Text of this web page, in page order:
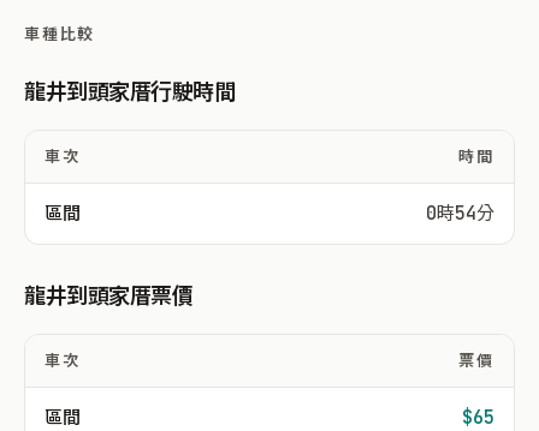
車種比較
龍井到頭家厝行駛時間
車次 時間
區間 0時54分
龍井到頭家厝票價
車次 票價
區間 $65